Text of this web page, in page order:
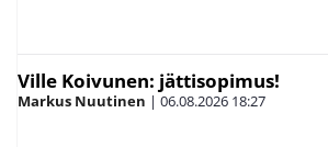
Ville Koivunen: jättisopimus!
Markus Nuutinen | 06.08.2026 18:27